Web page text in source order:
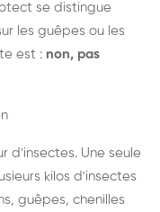
se distingue
les guêpes ou les
est : non, pas
d'insectes. Une seule
kilos d'insectes
guêpes, chenilles